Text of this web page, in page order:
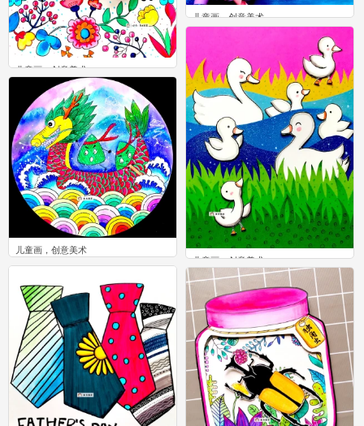
儿童画，创意美术
儿童画，创意美术
0
儿童画，创意美术
儿童画，创意美术
2